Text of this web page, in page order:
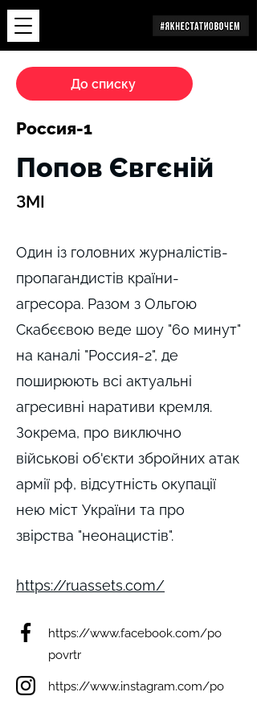
До списку
Россия-1
ЗМІ
Попов Євгєній
Один із головних журналістів-
пропагандистів країни-
агресора. Разом з Ольгою
Скабєєвою веде шоу "60 минут"
на каналі "Россия-2", де
поширюють всі актуальні
агресивні наративи кремля.
Зокрема, про виключно
військові об'єкти збройних атак
армії рф, відсутність окупації
нею міст України та про
звірства "неонацистів".
https://ruassets.com/
https://www.facebook.com/po
povrtr
https://www.instagram.com/po